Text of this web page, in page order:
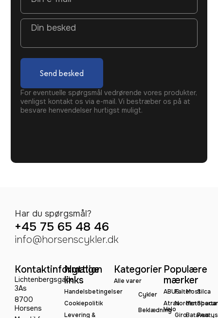
Send besked
For eventuelle spørgsmål vedrørende vores produkter,
venligst kontakt os via e-mail. Vi bestræber os på at
besvare henvendelser hurtigst muligt.
Har du spørgsmål?
+45 75 65 48 46
info@horsenscykler.dk
Kontaktinformation
Lichtenbergsgade
3As
8700
Horsens
Nyttige
links
Handelsbetingelser
Cookiepolitik
Levering &
Kategorier
Alle varer
Cykler
Beklædning
Populære
mærker
ABUS
Atran
Velo
Falter
Norden
Giro
Most
Batavus
Silca
Sparta
Peatys